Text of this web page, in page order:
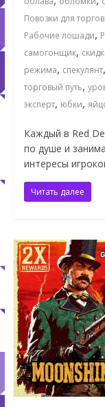
Повозки для
Рабочие лошади,
самогонщик,
режима, спекулянт,
торговый путь,
эксперт, юбки,
Каждый в Red
по душе и
интересы
Читать далее